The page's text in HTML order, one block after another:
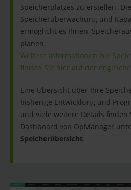
Speicherplatzes zu erstellen.
Speicherüberwachung und
ermöglicht es Ihnen,
planen.
Weitere Informationen zur
finden Sie hier auf der
Eine Übersicht über Ihre
bisherige Entwicklung und
und viele weitere Details finden
Dashboard von OpManager
Speicherübersicht.